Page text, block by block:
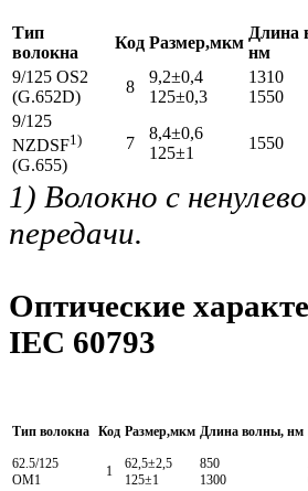
Тип
волокна
Код Размер,мкм
Длина
нм
9/125 OS2
(G.652D)
8
9,2±0,4
125±0,3
1310
1550
9/125
NZDSF1)
(G.655)
7
8,4±0,6
125±1
1550
1) Волокно с
передачи.
Оптические
IEC 60793
Тип волокна Код Размер,мкм Длина волны, нм
62.5/125
OM1
1
62,5±2,5
125±1
850
1300